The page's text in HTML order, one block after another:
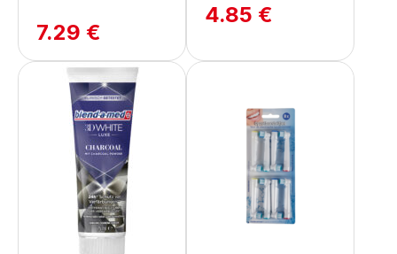
7.29 €
4.85 €